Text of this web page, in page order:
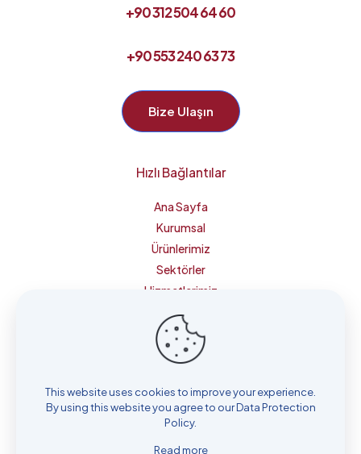
+90 312 504 64 60
+90 553 240 63 73
Bize Ulaşın
Hızlı Bağlantılar
Ana Sayfa
Kurumsal
Ürünlerimiz
Sektörler
Hizmetlerimiz
Bize Ulaşın
Blog
This website uses cookies to improve your experience.
By using this website you agree to ourData Protection
Policy.
Read more